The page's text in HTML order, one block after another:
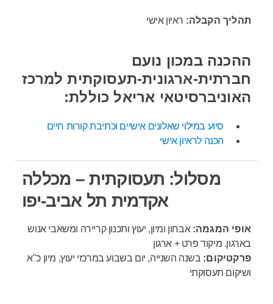
תהליך הקבלה: ראיון אישי
ההכנה במכון נועם
חברתית-ארגונית-תעסוקתית למרכז
האוניברסיטאי אריאל כוללת:
סיוע במילוי שאלונים אישיים וכתיבת קורות חיים
הכנה לראיון אישי
מסלול: תעסוקתית – מכללה
אקדמית תל אביב-יפו
אופי המגמה: אבחון ומיון, יעוץ ותכנון קריירה ומשאבי אנוש
בארגון. מיקוד פרט + ארגון
פרקטיקום: בשנה השנייה, יום בשבוע במרכזי יעוץ, מיון כ"א
ושיקום תעסוקתי